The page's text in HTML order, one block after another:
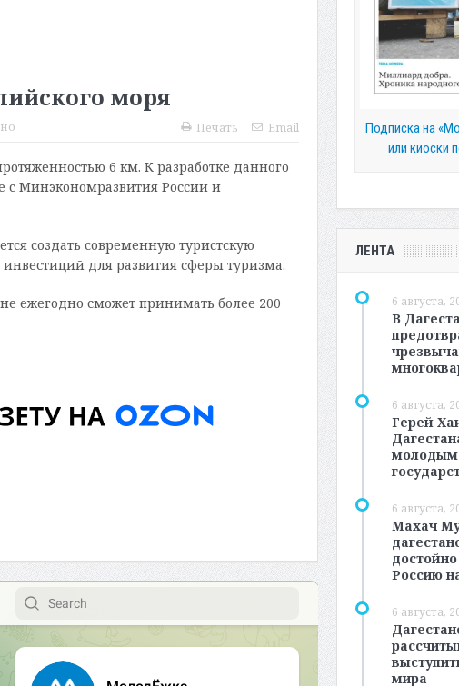
моря
Печать Email
6 км. К разработке данного
с Минэкономразвития России и
создать современную туристскую
для развития сферы туризма.
ежегодно сможет принимать более 200
Подписка на
или киоски
ЛЕНТА
6 августа,
В
6 августа,
Герей
молодым
6 августа,
Махач
Россию
6 августа,
мира